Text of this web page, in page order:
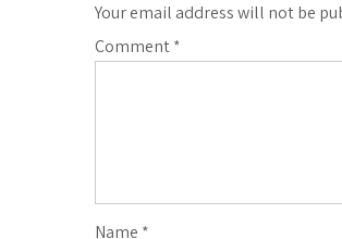
Your email address will not be
Comment*
Name *